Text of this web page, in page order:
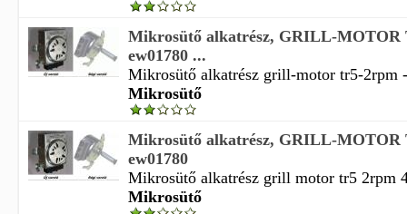
Mikrosütő alkatrész, GRILL-MOTOR
ew01780 ...
Mikrosütő alkatrész grill-motor tr5-2rpm
Mikrosütő
Mikrosütő alkatrész, GRILL-MOTOR
ew01780
Mikrosütő alkatrész grill motor tr5 2rpm
Mikrosütő